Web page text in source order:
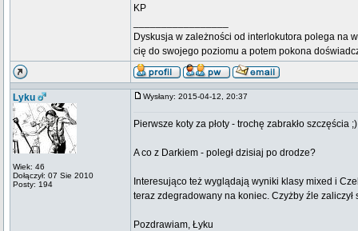
KP
Dyskusja w zależności od interlokutora polega na
cię do swojego poziomu a potem pokona
Lyku
Wiek: 46
Dołączył: 07 Sie 2010
Posty: 194
Wysłany: 2015-04-12, 20:37
Pierwsze koty za płoty - trochę zabrakło szczęścia ;)
A co z Darkiem - poległ dzisiaj po drodze?
Interesująco też wyglądają wyniki klasy mixed i
teraz zdegradowany na koniec. Czyżby źle zaliczył
Pozdrawiam, Łyku